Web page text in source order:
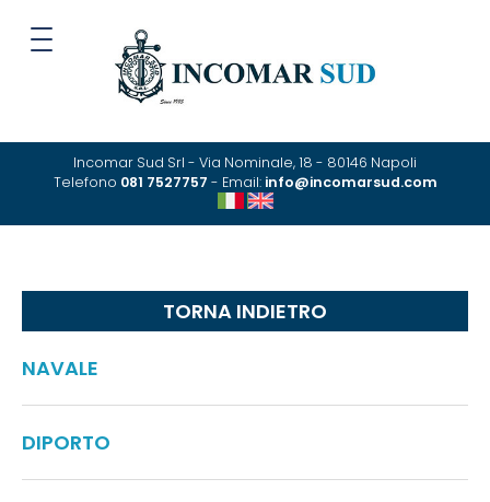
Incomar Sud Srl - Via Nominale, 18 - 80146 Napoli
Telefono 081 7527757 - Email: info@incomarsud.com
TORNA INDIETRO
NAVALE
DIPORTO